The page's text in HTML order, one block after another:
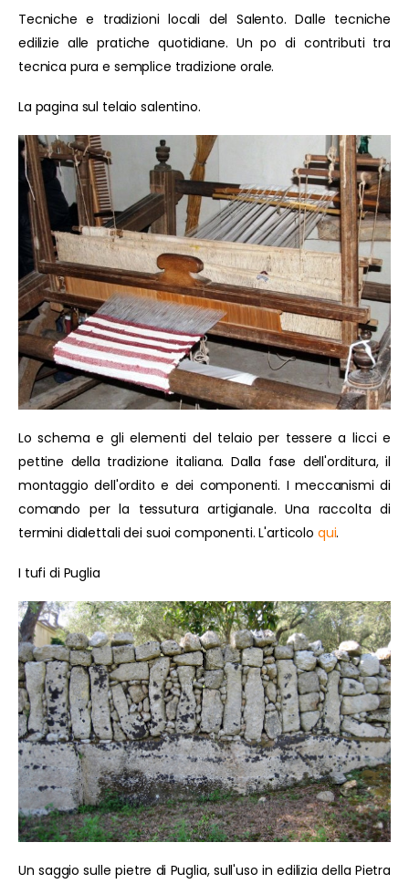
Tecniche e tradizioni locali del Salento. Dalle tecniche
edilizie alle pratiche quotidiane. Un po di contributi tra
tecnica pura e semplice tradizione orale.
La pagina sul telaio salentino.
Lo schema e gli elementi del telaio per tessere a licci e
pettine della tradizione italiana. Dalla fase dell'orditura, il
montaggio dell'ordito e dei componenti. I meccanismi di
comando per la tessutura artigianale. Una raccolta di
termini dialettali dei suoi componenti. L'articolo qui.
I tufi di Puglia
Un saggio sulle pietre di Puglia, sull'uso in edilizia della Pietra